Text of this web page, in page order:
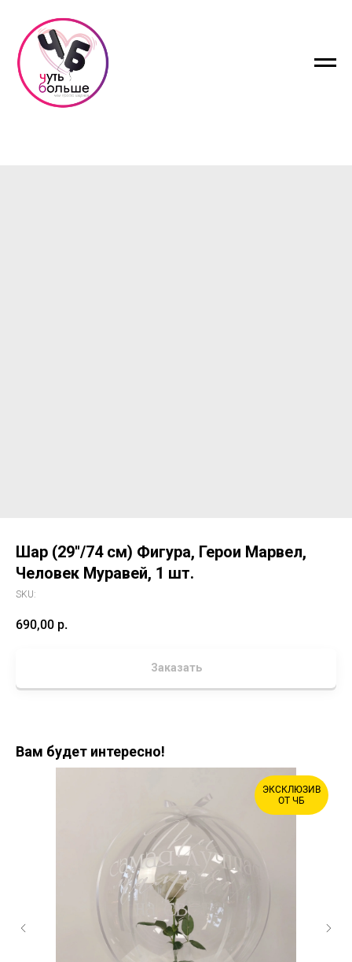
Шар (29''/74 см) Фигура, Герои Марвел,
Человек Муравей, 1 шт.
SKU:
690,00 р.
Заказать
Вам будет интересно!
ЭКСКЛЮЗИВ
ОТ ЧБ